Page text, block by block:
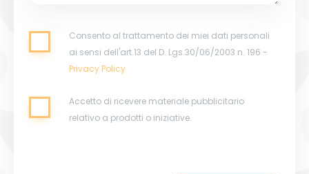
Consento al trattamento dei miei dati personali
ai sensi dell'art.13 del D. Lgs.30/06/2003 n. 196 -
Privacy Policy
Accetto di ricevere materiale pubblicitario
relativo a prodotti o iniziative.